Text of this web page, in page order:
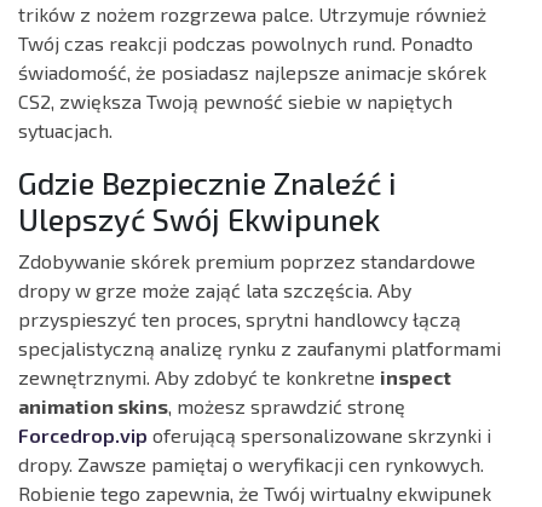
trików z nożem rozgrzewa palce. Utrzymuje również
Twój czas reakcji podczas powolnych rund. Ponadto
świadomość, że posiadasz najlepsze animacje skórek
CS2, zwiększa Twoją pewność siebie w napiętych
sytuacjach.
Gdzie Bezpiecznie Znaleźć i
Ulepszyć Swój Ekwipunek
Zdobywanie skórek premium poprzez standardowe
dropy w grze może zająć lata szczęścia. Aby
przyspieszyć ten proces, sprytni handlowcy łączą
specjalistyczną analizę rynku z zaufanymi platformami
zewnętrznymi. Aby zdobyć te konkretne inspect
animation skins, możesz sprawdzić stronę
Forcedrop.vip oferującą spersonalizowane skrzynki i
dropy. Zawsze pamiętaj o weryfikacji cen rynkowych.
Robienie tego zapewnia, że Twój wirtualny ekwipunek